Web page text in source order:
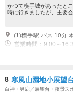
かつて横手城があったと
時に行きましたが、主要会
(1)横手駅 バス 10分
営業時間：9:00～
「かまくら」期間中
2026年（令和8年）2
⇒2026年（令和8年）
8 寒風山園地小展望台
白神・男鹿／展望台・夜景ス